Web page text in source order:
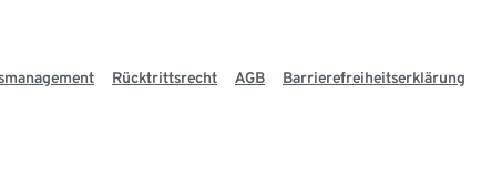
Rücktrittsrecht AGB Barrierefreiheitserklärung